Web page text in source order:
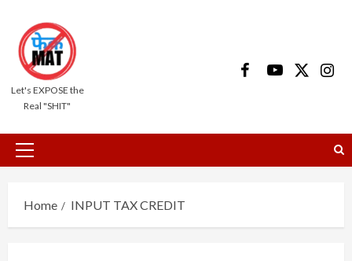
content
Let's EXPOSE the
Real "SHIT"
FacebookYoutube
X
Primary
Home INPUT TAX CREDIT